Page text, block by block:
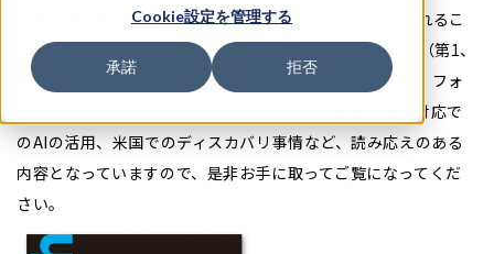
Cookie設定を管理する
承諾 拒否
活用の最前線』がこの度株式会社ぎょうせいから出版されるこ
とになりました。FRONTEOは編著ならびに全8章中6章（第1、
2、3、4、5、7章）の執筆を担当しています。デジタル・フォ
レンジック、ディスカバリはもとより、知財調査、規制対応で
のAIの活用、米国でのディスカバリ事情など、読み応えのある
内容となっていますので、是非お手に取ってご覧になってくだ
さい。